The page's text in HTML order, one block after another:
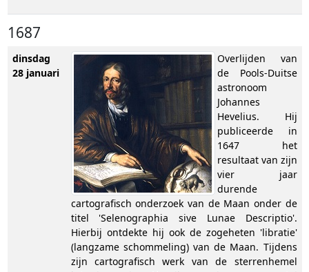
1687
dinsdag
28 januari
Overlijden van
de Pools-Duitse
astronoom
Johannes
Hevelius. Hij
publiceerde in
1647 het
resultaat van zijn
vier jaar
durende
cartografisch onderzoek van de Maan onder de
titel 'Selenographia sive Lunae Descriptio'.
Hierbij ontdekte hij ook de zogeheten 'libratie'
(langzame schommeling) van de Maan. Tijdens
zijn cartografisch werk van de sterrenhemel